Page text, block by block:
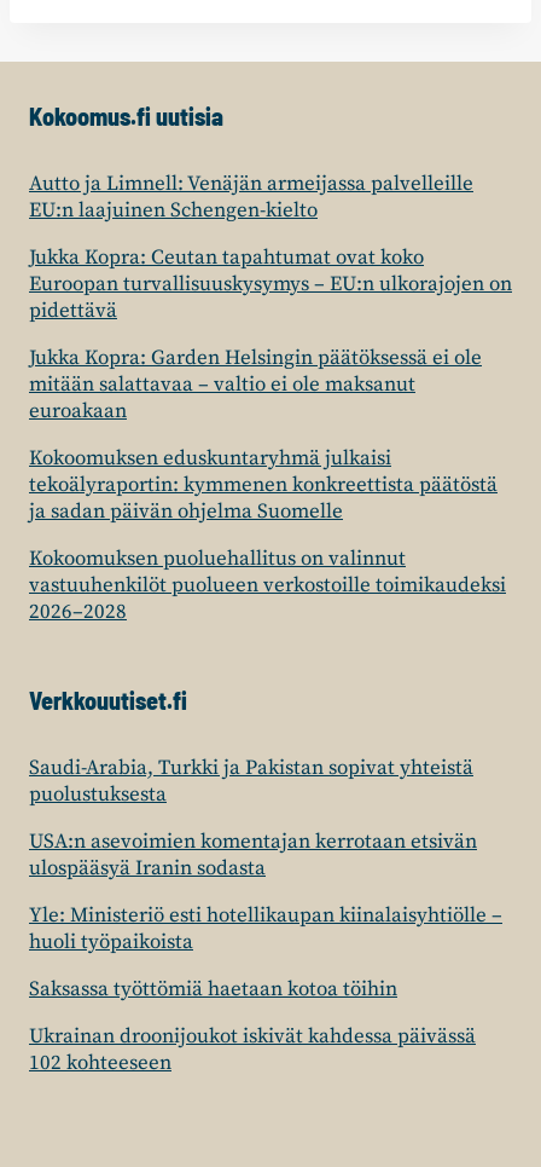
Kokoomus.fi uutisia
Autto ja Limnell: Venäjän armeijassa palvelleille
EU:n laajuinen Schengen-kielto
Jukka Kopra: Ceutan tapahtumat ovat koko
Euroopan turvallisuuskysymys – EU:n ulkorajojen on
pidettävä
Jukka Kopra: Garden Helsingin päätöksessä ei ole
mitään salattavaa – valtio ei ole maksanut
euroakaan
Kokoomuksen eduskuntaryhmä julkaisi
tekoälyraportin: kymmenen konkreettista päätöstä
ja sadan päivän ohjelma Suomelle
Kokoomuksen puoluehallitus on valinnut
vastuuhenkilöt puolueen verkostoille toimikaudeksi
2026–2028
Verkkouutiset.fi
Saudi-Arabia, Turkki ja Pakistan sopivat yhteistä
puolustuksesta
USA:n asevoimien komentajan kerrotaan etsivän
ulospääsyä Iranin sodasta
Yle: Ministeriö esti hotellikaupan kiinalaisyhtiölle –
huoli työpaikoista
Saksassa työttömiä haetaan kotoa töihin
Ukrainan droonijoukot iskivät kahdessa päivässä
102 kohteeseen